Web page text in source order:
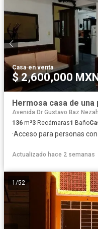
Casa·en venta
$ 2,600,000
Hermosa casa de una
Avenida Dr Gustavo Baz
136 m²3 Recámaras1 Baño
·Acceso para personas
Actualizado hace 2 semanas
1 /52